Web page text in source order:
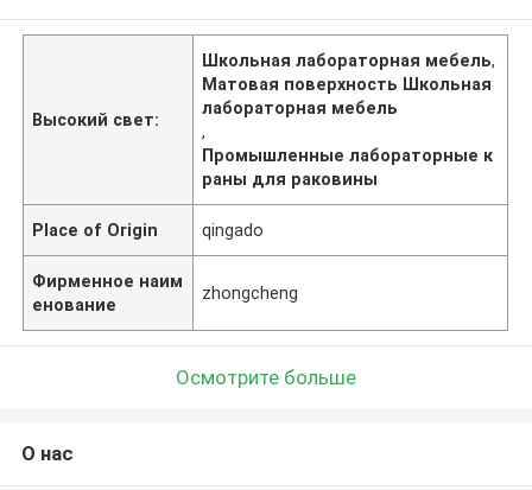
Высокий свет:
Школьная лабораторная мебель,
Матовая поверхность Школьная
лабораторная мебель
,
Промышленные лабораторные к
раны для раковины
Place of Origin qingado
Фирменное наим
енование
zhongcheng
Осмотрите больше
О нас